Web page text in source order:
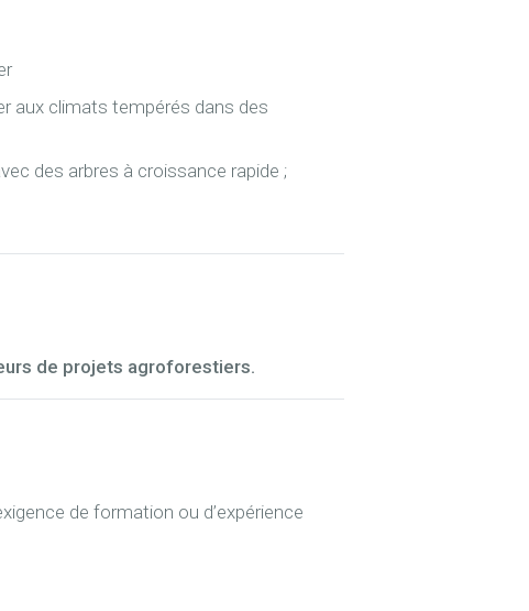
aux climats tempérés dans des
des arbres à croissance rapide ;
de projets agroforestiers.
de formation ou d’expérience